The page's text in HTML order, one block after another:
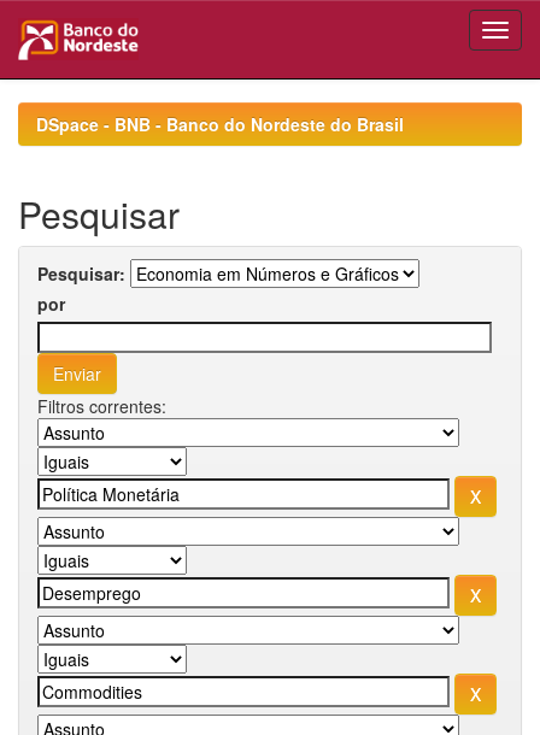
navigationDSpace - BNB - Banco do Nordeste do Brasil
Pesquisar
Pesquisar:
por
Filtros correntes: